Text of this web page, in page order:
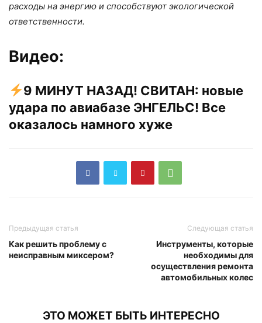
расходы на энергию и способствуют экологической
ответственности.
Видео:
9 МИНУТ НАЗАД! СВИТАН: новые
удара по авиабазе ЭНГЕЛЬС! Все
оказалось намного хуже
Предыдущая статья
Как решить проблему с
неисправным миксером?
Следующая статья
Инструменты, которые
необходимы для
осуществления ремонта
автомобильных колес
ЭТО МОЖЕТ БЫТЬ ИНТЕРЕСНО